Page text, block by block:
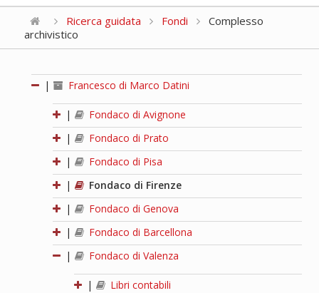
Ricerca guidata Fondi
Complesso
archivistico
| Francesco di Marco Datini
|
Fondaco di Avignone
|
Fondaco di Prato
|
Fondaco di Pisa
|
Fondaco di Firenze
|
Fondaco di Genova
|
Fondaco di Barcellona
|
Fondaco di Valenza
|
Libri contabili